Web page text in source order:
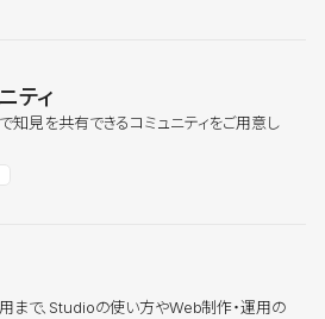
ティ
見を共有できるコミュニティをご用意し
まで、Studioの使い方やWeb制作・運用の